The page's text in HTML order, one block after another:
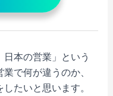
本の営業」という
で何が違うのか、
たいと思います。